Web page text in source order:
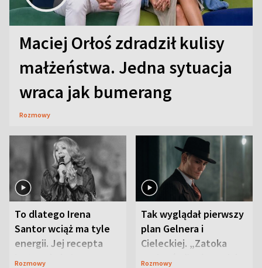
Maciej Orłoś zdradził kulisy
małżeństwa. Jedna sytuacja
wraca jak bumerang
Rozmowy
To dlatego Irena
Santor wciąż ma tyle
energii. Jej recepta
jest zaskakująco
Rozmowy
Tak wyglądał pierwszy
plan Gelnera i
Cieleckiej. „Zatoka
szpiegów” od razu ich
Rozmowy